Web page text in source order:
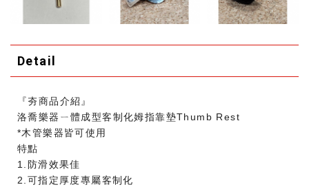
Detail
『夯商品介紹』
洛喬樂器ㄧ體成型客制化姆指靠墊Thumb Rest
*木管樂器皆可使用
特點
1.防滑效果佳
2.可指定厚度專屬客制化